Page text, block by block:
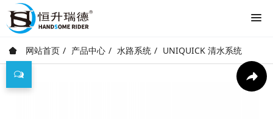
网站首页 产品中心 水路系统 UNIQUICK 清水系统